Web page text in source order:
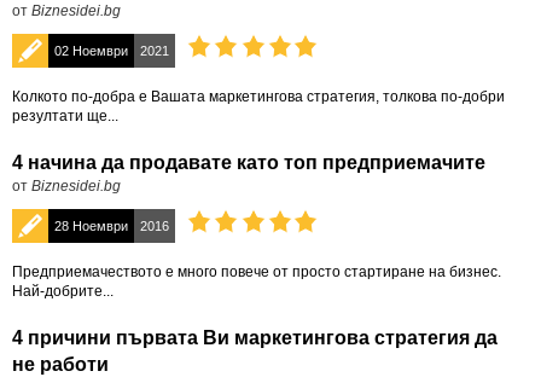
от Biznesidei.bg
02 Ноември 2021
Колкото по-добра е Вашата маркетингова стратегия, толкова по-добри
резултати ще...
4 начина да продавате като топ предприемачите
от Biznesidei.bg
28 Ноември 2016
Предприемачеството е много повече от просто стартиране на бизнес.
Най-добрите...
4 причини първата Ви маркетингова стратегия да
не работи